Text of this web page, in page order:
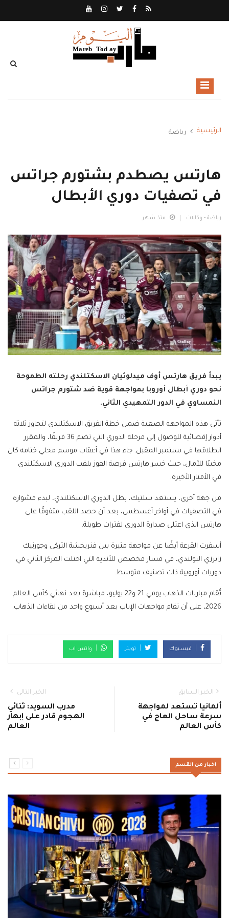
الرئيسية رياضة
هارتس يصطدم بشتورم جراتس
في تصفيات دوري الأبطال
رياضة - وكالات منذ شهر
يبدأ فريق هارتس أوف ميدلوثيان الاسكتلندي رحلته الطموحة
نحو دوري أبطال أوروبا بمواجهة قوية ضد شتورم جراتس
النمساوي في الدور التمهيدي الثاني.
تأتي هذه المواجهة الصعبة ضمن خطة الفريق الاسكتلندي لتجاوز ثلاثة
أدوار إقصائية للوصول إلى مرحلة الدوري التي تضم 36 فريقًا، والمقرر
انطلاقها في سبتمبر المقبل. جاء هذا في أعقاب موسم محلي ختامه كان
مخيبًا للآمال، حيث خسر هارتس فرصة الفوز بلقب الدوري الاسكتلندي
في الأمتار الأخيرة.
من جهة أخرى، يستعد سلتيك، بطل الدوري الاسكتلندي، لبدء مشواره
في التصفيات في أواخر أغسطس، بعد أن حصد اللقب متفوقًا على
هارتس الذي اعتلى صدارة الدوري لفترات طويلة.
أسفرت القرعة أيضًا عن مواجهة مثيرة بين فنربخشة التركي وجورنيك
زابرزي البولندي، في مسار مخصص للأندية التي احتلت المركز الثاني في
دوريات أوروبية ذات تصنيف متوسط.
تُقام مباريات الذهاب يومي 21 و22 يوليو، مباشرة بعد نهائي كأس العالم
2026، على أن تقام مواجهات الإياب بعد أسبوع واحد من لقاءات الذهاب.
فيسبوك تويتر واتس اب
الخبر السابق
ألمانيا تستعد لمواجهة
سرعة ساحل العاج في
كأس العالم
الخبر التالي
مدرب السويد: ثنائي
الهجوم قادر على إبهار
العالم
اخبار من القسم